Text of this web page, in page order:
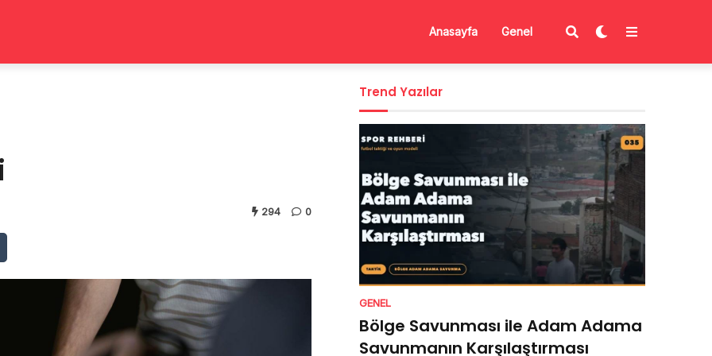
Anasayfa Genel
294 0
Trend Yazılar
GENEL
Bölge Savunması ile Adam Adama
Savunmanın Karşılaştırması